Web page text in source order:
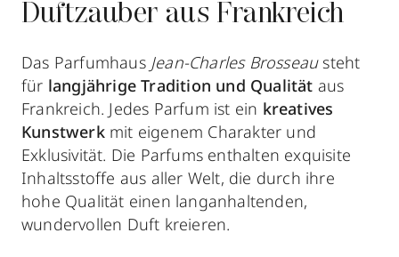
Duftzauber aus Frankreich
Das Parfumhaus Jean-Charles Brosseausteht
für langjährige Tradition und Qualität aus
Frankreich. Jedes Parfum ist ein kreatives
Kunstwerkmit eigenem Charakter und
Exklusivität. Die Parfums enthalten exquisite
Inhaltsstoffe aus aller Welt, die durch ihre
hohe Qualität einen langanhaltenden,
wundervollen Duft kreieren.